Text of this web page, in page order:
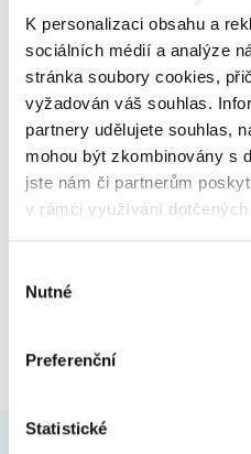
K personalizaci obsahu a
sociálních médií a analýze
stránka soubory cookies,
vyžadován váš souhlas.
partnery udělujete souhlas,
mohou být zkombinovány s
jste nám či partnerům
v rámci využívání
souhlasu
Nutné
Preferenční
Statistické
32 999 Kč